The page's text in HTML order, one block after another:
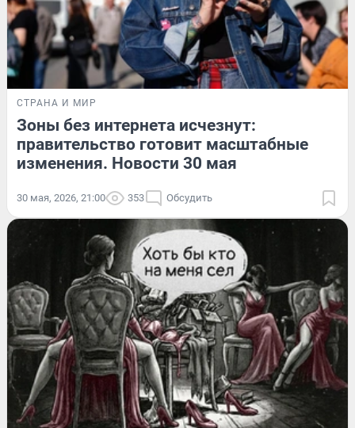
СТРАНА И МИР
Зоны без интернета исчезнут:
правительство готовит масштабные
изменения. Новости 30 мая
30 мая, 2026, 21:00 353 Обсудить